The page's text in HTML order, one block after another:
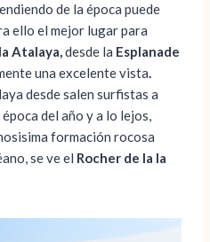
de la época puede
ello el mejor lugar para
Atalaya,desde la Esplanade
una excelente vista.
desde salen surfistas a
del año y a lo lejos,
formación rocosa
se ve el Rocher de la la